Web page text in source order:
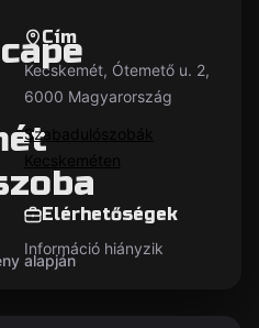
alapján
Cím
Kecskemét, Ótemető u. 2,
6000 Magyarország
Szabadulószobák
Kecskeméten
Elérhetőségek
Információ hiányzik